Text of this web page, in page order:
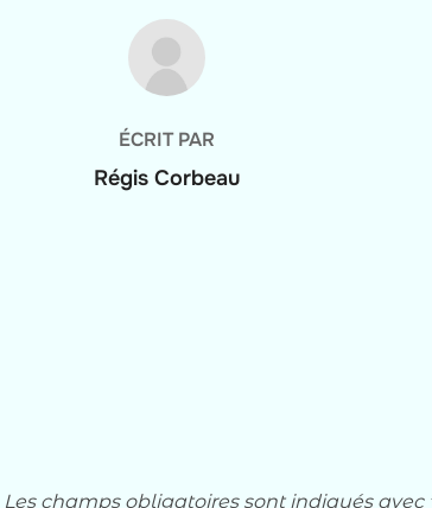
AUTEUR DE LA PUBLICATION
ÉCRIT PAR
Régis Corbeau
Les champs obligatoires sont indiqués avec